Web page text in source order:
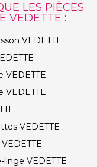
LES PIÈCES
VEDETTE :
VEDETTE
VEDETTE
VEDETTE
VEDETTE
VEDETTE